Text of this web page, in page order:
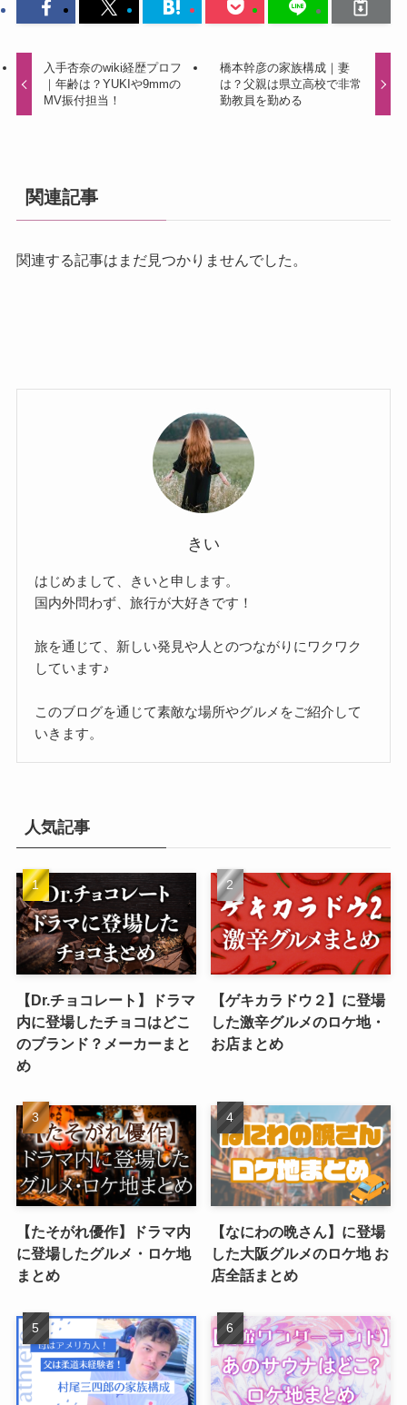
入手杏奈のwiki経歴プロフ
｜年齢は？YUKIや9mmの
MV振付担当！
橋本幹彦の家族構成｜妻
は？父親は県立高校で非常
勤教員を勤める
関連記事
関連する記事はまだ見つかりませんでした。
きい
はじめまして、きいと申します。
国内外問わず、旅行が大好きです！
旅を通じて、新しい発見や人とのつながりにワクワク
しています♪
このブログを通じて素敵な場所やグルメをご紹介して
いきます。
人気記事
【Dr.チョコレート】ドラマ
内に登場したチョコはどこ
のブランド？メーカーまと
め
【ゲキカラドウ２】に登場
した激辛グルメのロケ地・
お店まとめ
【たそがれ優作】ドラマ内
に登場したグルメ・ロケ地
まとめ
【なにわの晩さん】に登場
した大阪グルメのロケ地 お
店全話まとめ